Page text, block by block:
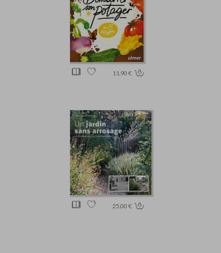
11.90 €
25.00 €